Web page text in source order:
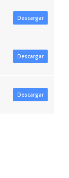
Descargar
Descargar
Descargar